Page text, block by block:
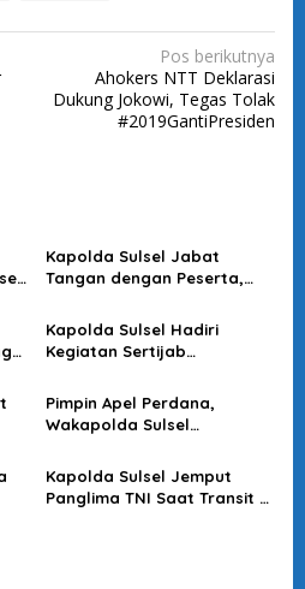
Pos berikutnya
Ahokers NTT Deklarasi
Dukung Jokowi, Tegas Tolak
#2019GantiPresiden
Kapolda Sulsel Jabat
Tangan dengan Peserta,
Kapolda Sulsel Hadiri
Kegiatan Sertijab
AU Sultan Hasanuddin
Pimpin Apel Perdana,
Wakapolda Sulsel
Kapolda Sulsel Jemput
Panglima TNI Saat Transit Di